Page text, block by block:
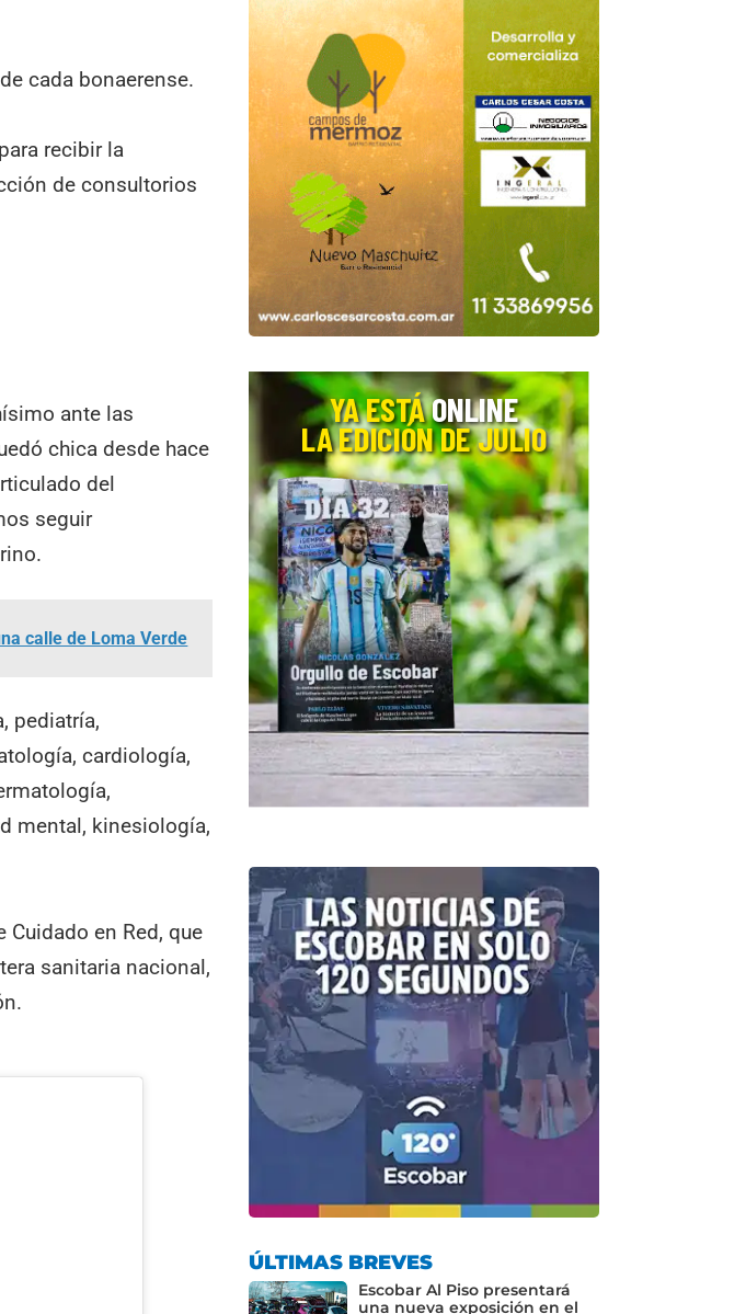
cada bonaerense.
recibir la
de consultorios
ante las
chica desde hace
del
seguir
calle de Loma Verde
pediatría,
cardiología,
mental, kinesiología,
en Red, que
sanitaria nacional,
ÚLTIMAS BREVES
Escobar Al Piso presentará
una nueva exposición en el